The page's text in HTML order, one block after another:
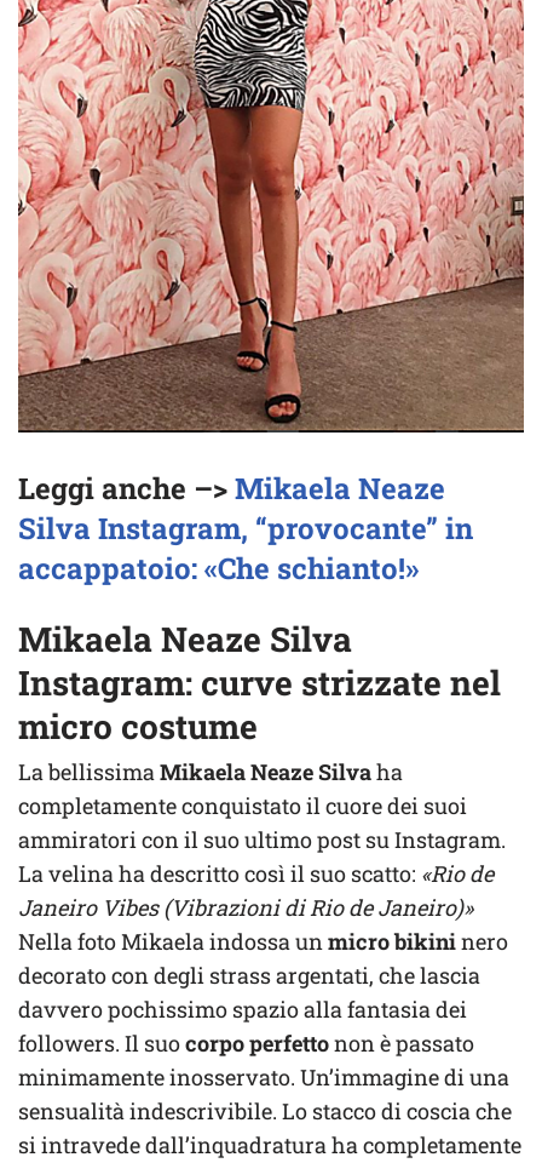
Leggi anche –>Mikaela Neaze
Silva Instagram, “provocante” in
accappatoio: «Che schianto!»
Mikaela Neaze Silva
Instagram: curve strizzate nel
micro costume
La bellissimaMikaela Neaze Silvaha
completamente conquistato il cuore dei suoi
ammiratori con il suo ultimo post su Instagram.
La velina ha descritto così il suo scatto: «Rio de
Janeiro Vibes (Vibrazioni di Rio de Janeiro)»
Nella foto Mikaela indossa unmicro bikininero
decorato con degli strass argentati, che lascia
davvero pochissimo spazio alla fantasia dei
followers. Il suocorpo perfettonon è passato
minimamente inosservato. Un’immagine di una
sensualità indescrivibile. Lo stacco di coscia che
si intravede dall’inquadratura ha completamente